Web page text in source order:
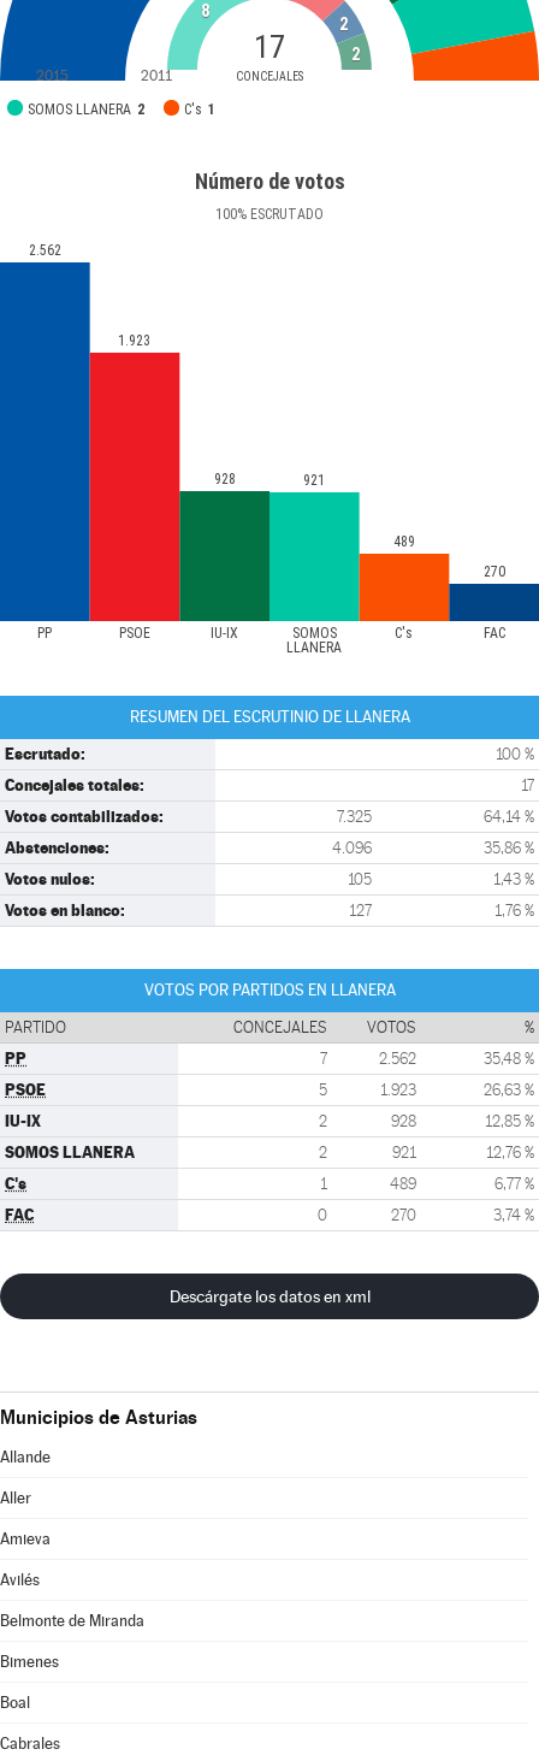
17
CONCEJALES
SOMOS LLANERA 2 C's 1
8
2
2
2015 2011
Número de votos
100% ESCRUTADO
PP PSOE IU-IX
SOMOS
LLANERA
C's FAC
2.562
1.923
928 921
489
270
RESUMEN DEL ESCRUTINIO DE LLANERA
Escrutado: 100 %
Concejales totales: 17
Votos contabilizados: 7.325 64,14 %
Abstenciones: 4.096 35,86 %
Votos nulos: 105 1,43 %
Votos en blanco: 127 1,76 %
VOTOS POR PARTIDOS EN LLANERA
PARTIDO CONCEJALES VOTOS %
PP 7 2.562 35,48 %
PSOE 5 1.923 26,63 %
IU-IX 2 928 12,85 %
SOMOS LLANERA 2 921 12,76 %
C's 1 489 6,77 %
FAC 0 270 3,74 %
Descárgate los datos en xml
Municipios de Asturias
Allande
Aller
Amieva
Avilés
Belmonte de Miranda
Bimenes
Boal
Cabrales